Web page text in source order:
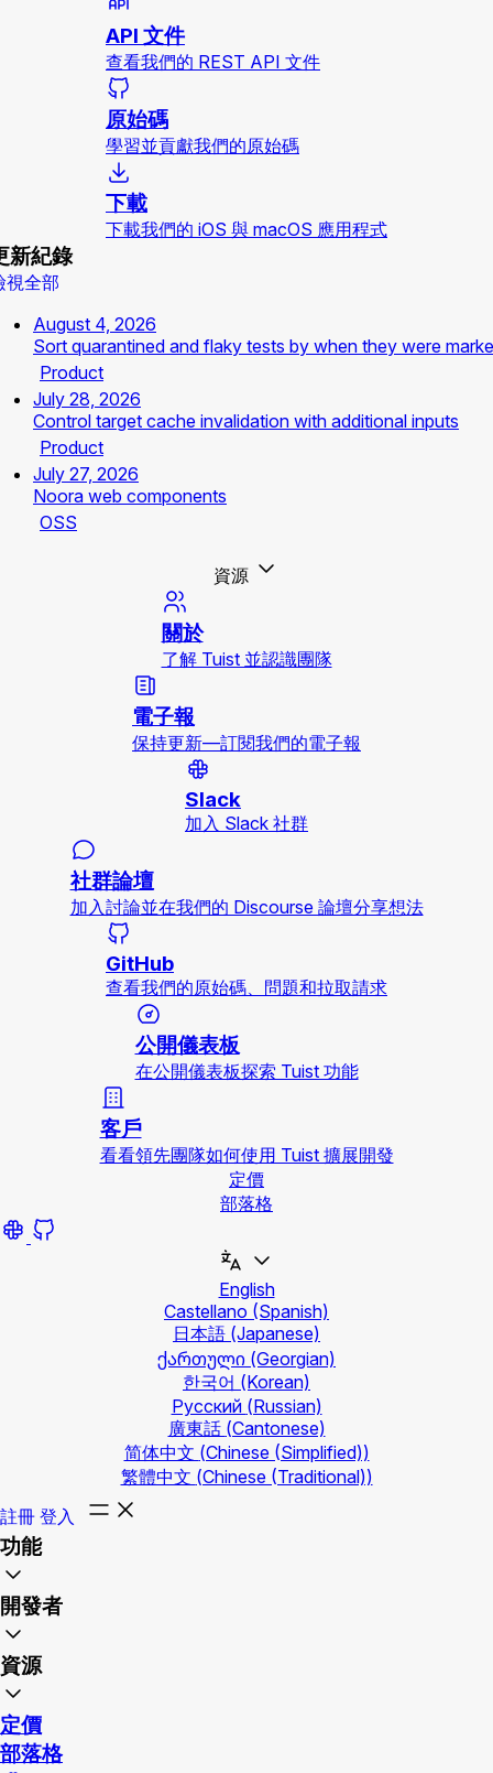
API 文件
查看我們的 REST API 文件
原始碼
學習並貢獻我們的原始碼
下載
下載我們的 iOS 與 macOS 應用程式
新紀錄
視全部
August 4, 2026
Sort quarantined and flaky tests by when they were
Product
July 28, 2026
Control target cache invalidation with additional inputs
Product
July 27, 2026
Noora web components
OSS
資源
關於
了解 Tuist 並認識團隊
電子報
保持更新—訂閱我們的電子報
Slack
加入 Slack 社群
社群論壇
加入討論並在我們的 Discourse 論壇分享想法
GitHub
查看我們的原始碼、問題和拉取請求
公開儀表板
在公開儀表板探索 Tuist 功能
客戶
看看領先團隊如何使用 Tuist 擴展開發
定價
部落格
English
Castellano (Spanish)
日本語 (Japanese)
ქართული (Georgian)
한국어 (Korean)
Русский (Russian)
廣東話 (Cantonese)
简体中文 (Chinese (Simplified))
繁體中文 (Chinese (Traditional))
註冊 登入
功能
開發者
資源
定價
部落格